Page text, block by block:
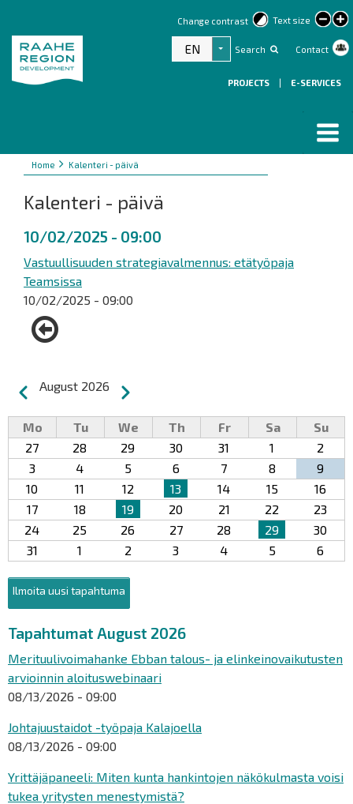
Text size
text
Change contrast
Search Contact
EN List additional actions
PROJECTS | E-SERVICES
Breadcrumbs
You
here:
Home Kalenteri - päivä
Kalenteri - päivä
10/02/2025 - 09:00
Vastuullisuuden strategiavalmennus: etätyöpaja
Teamsissa
10/02/2025 - 09:00
Pagination
Previous
August 2026 Next
Mo Tu We Th Fr Sa
Su
27
28 29 30 31 1
2
3
4 5 6 7 8
9
10
11 12 13 14 15
16
17
18 19 20 21 22
23
24
25 26 27 28 29
30
31
1 2 3 4 5 6
Ilmoita uusi tapahtuma
Tapahtumat August 2026
Merituulivoimahanke Ebban talous- ja elinkeinovaikutusten
arvioinnin aloituswebinaari
08/13/2026 - 09:00
Johtajuustaidot -työpaja Kalajoella
08/13/2026 - 09:00
Yrittäjäpaneeli: Miten kunta hankintojen näkökulmasta voisi
tukea yritysten menestymistä?